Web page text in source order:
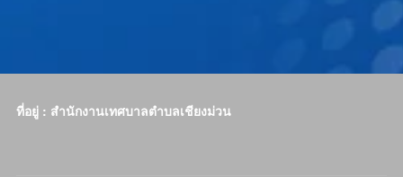
ที่อยู่ : สำนักงานเทศบาลตำบลเชียงม่วน